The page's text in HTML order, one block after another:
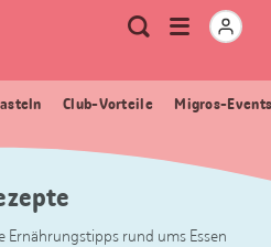
Meta
Navigation
Suche
Menu
öffnen
Club-Vorteile Migros-
Ernährungstipps rund ums Essen